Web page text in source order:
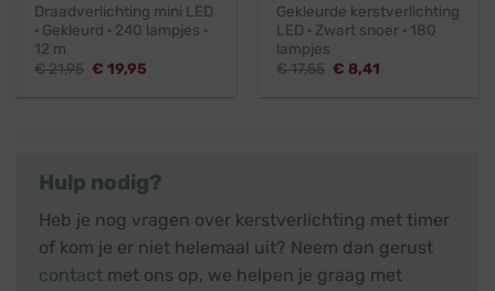
Draadverlichting mini LED
· Gekleurd · 240 lampjes ·
12 m
€21,95 Oorspronkelijke
€ 19,95
Gekleurde kerstverlichting
LED · Zwart snoer · 180
lampjes
€17,55 Oorspronkelijke
€ 8,41
Hulp nodig?
Heb je nog vragen over kerstverlichting met timer
of kom je er niet helemaal uit? Neem dan gerust
contact met ons op, we helpen je graag met